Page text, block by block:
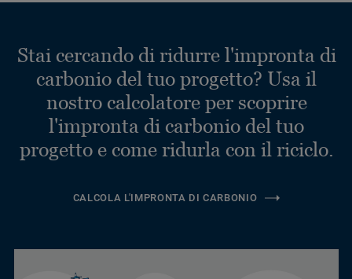
Stai cercando di ridurre l'impronta di
carbonio del tuo progetto? Usa il
nostro calcolatore per scoprire
l'impronta di carbonio del tuo
progetto e come ridurla con il riciclo.
CALCOLA L'IMPRONTA DI CARBONIO